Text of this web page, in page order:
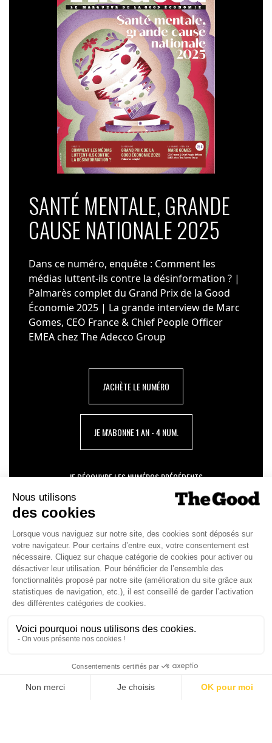
SANTÉ MENTALE, GRANDE
CAUSE NATIONALE 2025
Dans ce numéro, enquête : Comment les
médias luttent-ils contre la désinformation ? |
Palmarès complet du Grand Prix de la Good
Économie 2025 | La grande interview de Marc
Gomes, CEO France & Chief People Officer
EMEA chez The Adecco Group
J'ACHÈTE LE NUMÉRO
JE M'ABONNE 1 AN - 4 NUM.
JE DÉCOUVRE LES NUMÉROS PRÉCÉDENTS
Je suis déjà abonné(e) :
version digitale
SUIVEZ-NOUS